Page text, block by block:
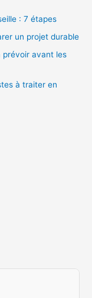
: 7 étapes
un projet durable
prévoir avant les
à traiter en